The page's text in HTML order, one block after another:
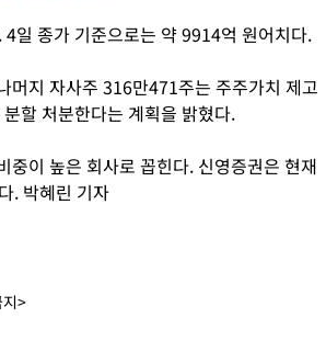
일 종가 기준으로는 약 9914억 원어치다.
머지 자사주 316만471주는 주주가치 제고
할 처분한다는 계획을 밝혔다.
중이 높은 회사로 꼽힌다. 신영증권은 현재
. 박혜린 기자
>